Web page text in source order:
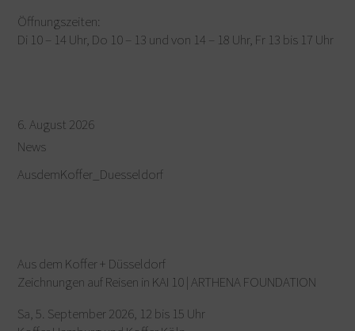
Öffnungszeiten:
Di 10 – 14 Uhr, Do 10 – 13 und von 14 – 18 Uhr, Fr 13 bis 17 Uhr
6. August 2026
News
AusdemKoffer_Duesseldorf
Aus dem Koffer + Düsseldorf
Zeichnungen auf Reisen in KAI 10 | ARTHENA FOUNDATION
Sa, 5. September 2026, 12 bis 15 Uhr